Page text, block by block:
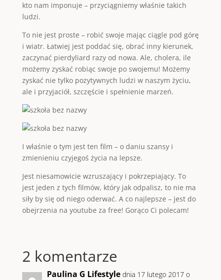
kto nam imponuje – przyciągniemy właśnie takich
ludzi.
To nie jest proste – robić swoje mając ciągle pod górę
i wiatr. Łatwiej jest poddać się, obrać inny kierunek,
zaczynać pierdyliard razy od nowa. Ale, cholera, ile
możemy zyskać robiąc swoje po swojemu! Możemy
zyskać nie tylko pozytywnych ludzi w naszym życiu,
ale i przyjaciół, szczęście i spełnienie marzeń.
I właśnie o tym jest ten film – o daniu szansy i
zmienieniu czyjegoś życia na lepsze.
Jest niesamowicie wzruszający i pokrzepiający. To
jest jeden z tych filmów, który jak odpalisz, to nie ma
siły by się od niego oderwać. A co najlepsze – jest do
obejrzenia na youtube za free! Gorąco Ci polecam!
2 komentarze
Paulina G Lifestyle dnia 17 lutego 2017 o